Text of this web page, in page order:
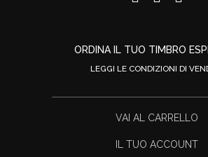
ORDINA IL TUO TIMBRO
LEGGI LE CONDIZIONI DI
VAI AL CARRELLO
IL TUO ACCOUNT